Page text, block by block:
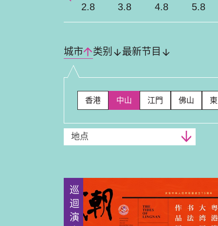
Previous
2.8
3.8 4.8 5.8
城市 类别 最新节目
香港 中山 江門 佛山
地点
巡迴演出